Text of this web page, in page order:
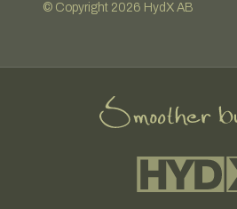
© Copyright 2026 HydX AB